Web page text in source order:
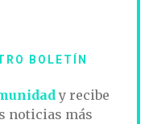
BOLETÍN
y recibe
noticias más